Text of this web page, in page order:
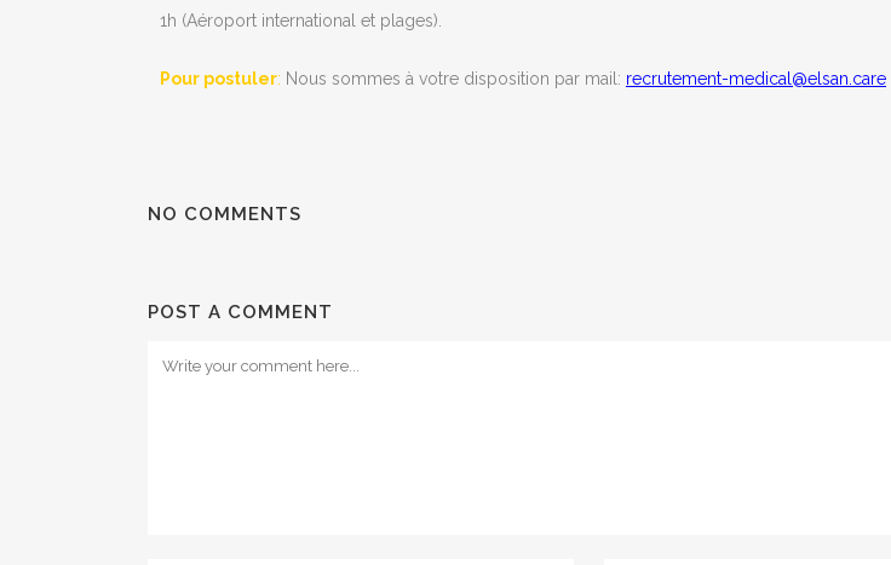
1h (Aéroport international et plages).
Pour postuler: Nous sommes à votre disposition par mail: recrutement-medical@elsan.care
NO COMMENTS
POST A COMMENT